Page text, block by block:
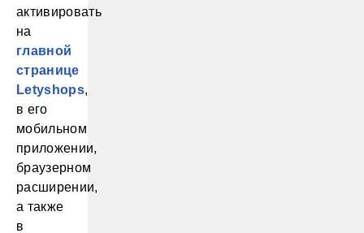
активировать
на
главной
странице
Letyshops,
в его
мобильном
приложении,
браузерном
расширении,
а также
в